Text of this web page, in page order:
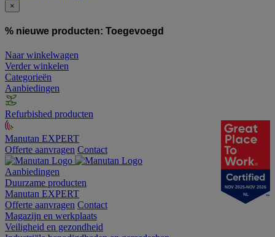
×
% nieuwe producten: Toegevoegd
Naar winkelwagen
Verder winkelen
Categorieën
Aanbiedingen
Refurbished producten
Manutan EXPERT
Offerte aanvragen Contact
Aanbiedingen
Duurzame producten
Manutan EXPERT
Offerte aanvragen Contact
Magazijn en werkplaats
Veiligheid en gezondheid
NOV 2025-NOV 2026
NL